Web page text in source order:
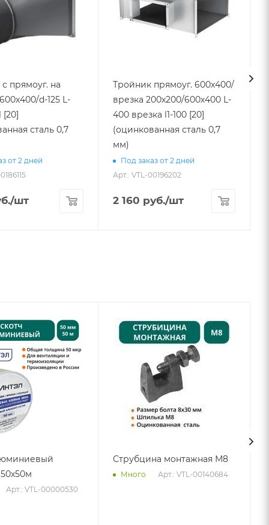
прямоуг. на
d-125 L-
[20]
сталь 0,7
от 2 дней
/шт
Тройник прямоуг. 600х400/
врезка 200х200/600х400 L-
400 врезка l1-100 [20]
(оцинкованная сталь 0,7
мм)
Под заказ от 2 дней
Арт.: VTL-00196202
2 160 руб./шт
Арт.: VTL-00000530
Струбцина монтажная М8
Много Арт.: VTL-00140684